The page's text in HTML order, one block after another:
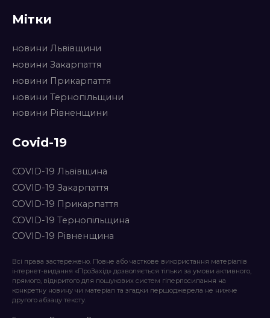
Мітки
новини Львівщини
новини Закарпаття
новини Прикарпаття
новини Тернопільщини
новини Рівненщини
Covid-19
COVID-19 Львівщина
COVID-19 Закарпаття
COVID-19 Прикарпаття
COVID-19 Тернопільщина
COVID-19 Рівненщина
Всі права застережено. Повне або часткове використання матеріалів
інтернет-видання «ПроЗахід» дозволяється тільки за умови активного,
прямого, відкритого для пошукових систем гіперпосилання на
конкретну новину чи матеріал та згадки першоджерела не нижче
другого абзацу тексту.